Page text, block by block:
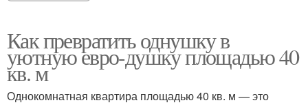
Как превратить однушку в
уютную евро-душку площадью 40
кв. м
Однокомнатная квартира площадью 40 кв. м — это